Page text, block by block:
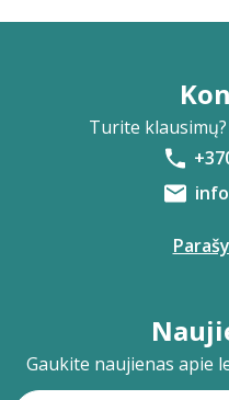
Turite
Gaukite naujienas apie